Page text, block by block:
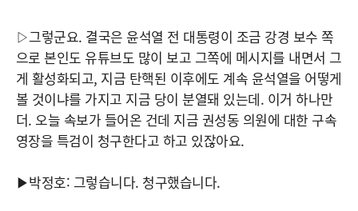
▷그렇군요. 결국은 윤석열 전 대통령이 조금 강경 보수 쪽
으로 본인도 유튜브도 많이 보고 그쪽에 메시지를 내면서 그
게 활성화되고, 지금 탄핵된 이후에도 계속 윤석열을 어떻게
볼 것이냐를 가지고 지금 당이 분열돼 있는데. 이거 하나만
더. 오늘 속보가 들어온 건데 지금 권성동 의원에 대한 구속
영장을 특검이 청구한다고 하고 있잖아요.
▶박정호: 그렇습니다. 청구했습니다.